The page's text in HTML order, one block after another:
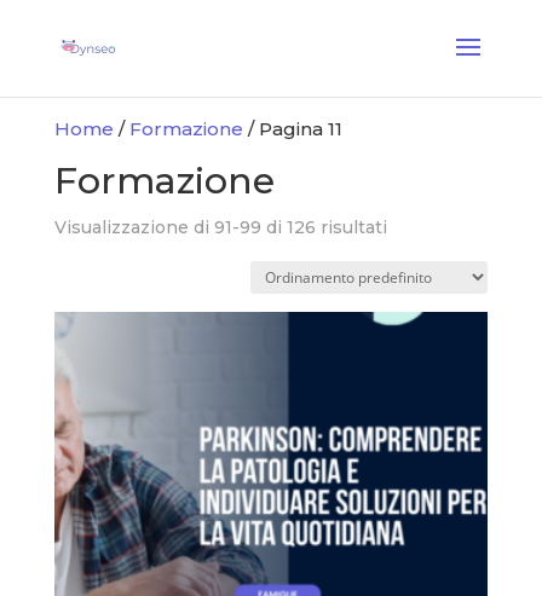
Home / Formazione / Pagina 11
Formazione
Visualizzazione di 91-99 di 126 risultati